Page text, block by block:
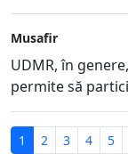
Musafir
UDMR, în
permite să
1 2 3 4 5